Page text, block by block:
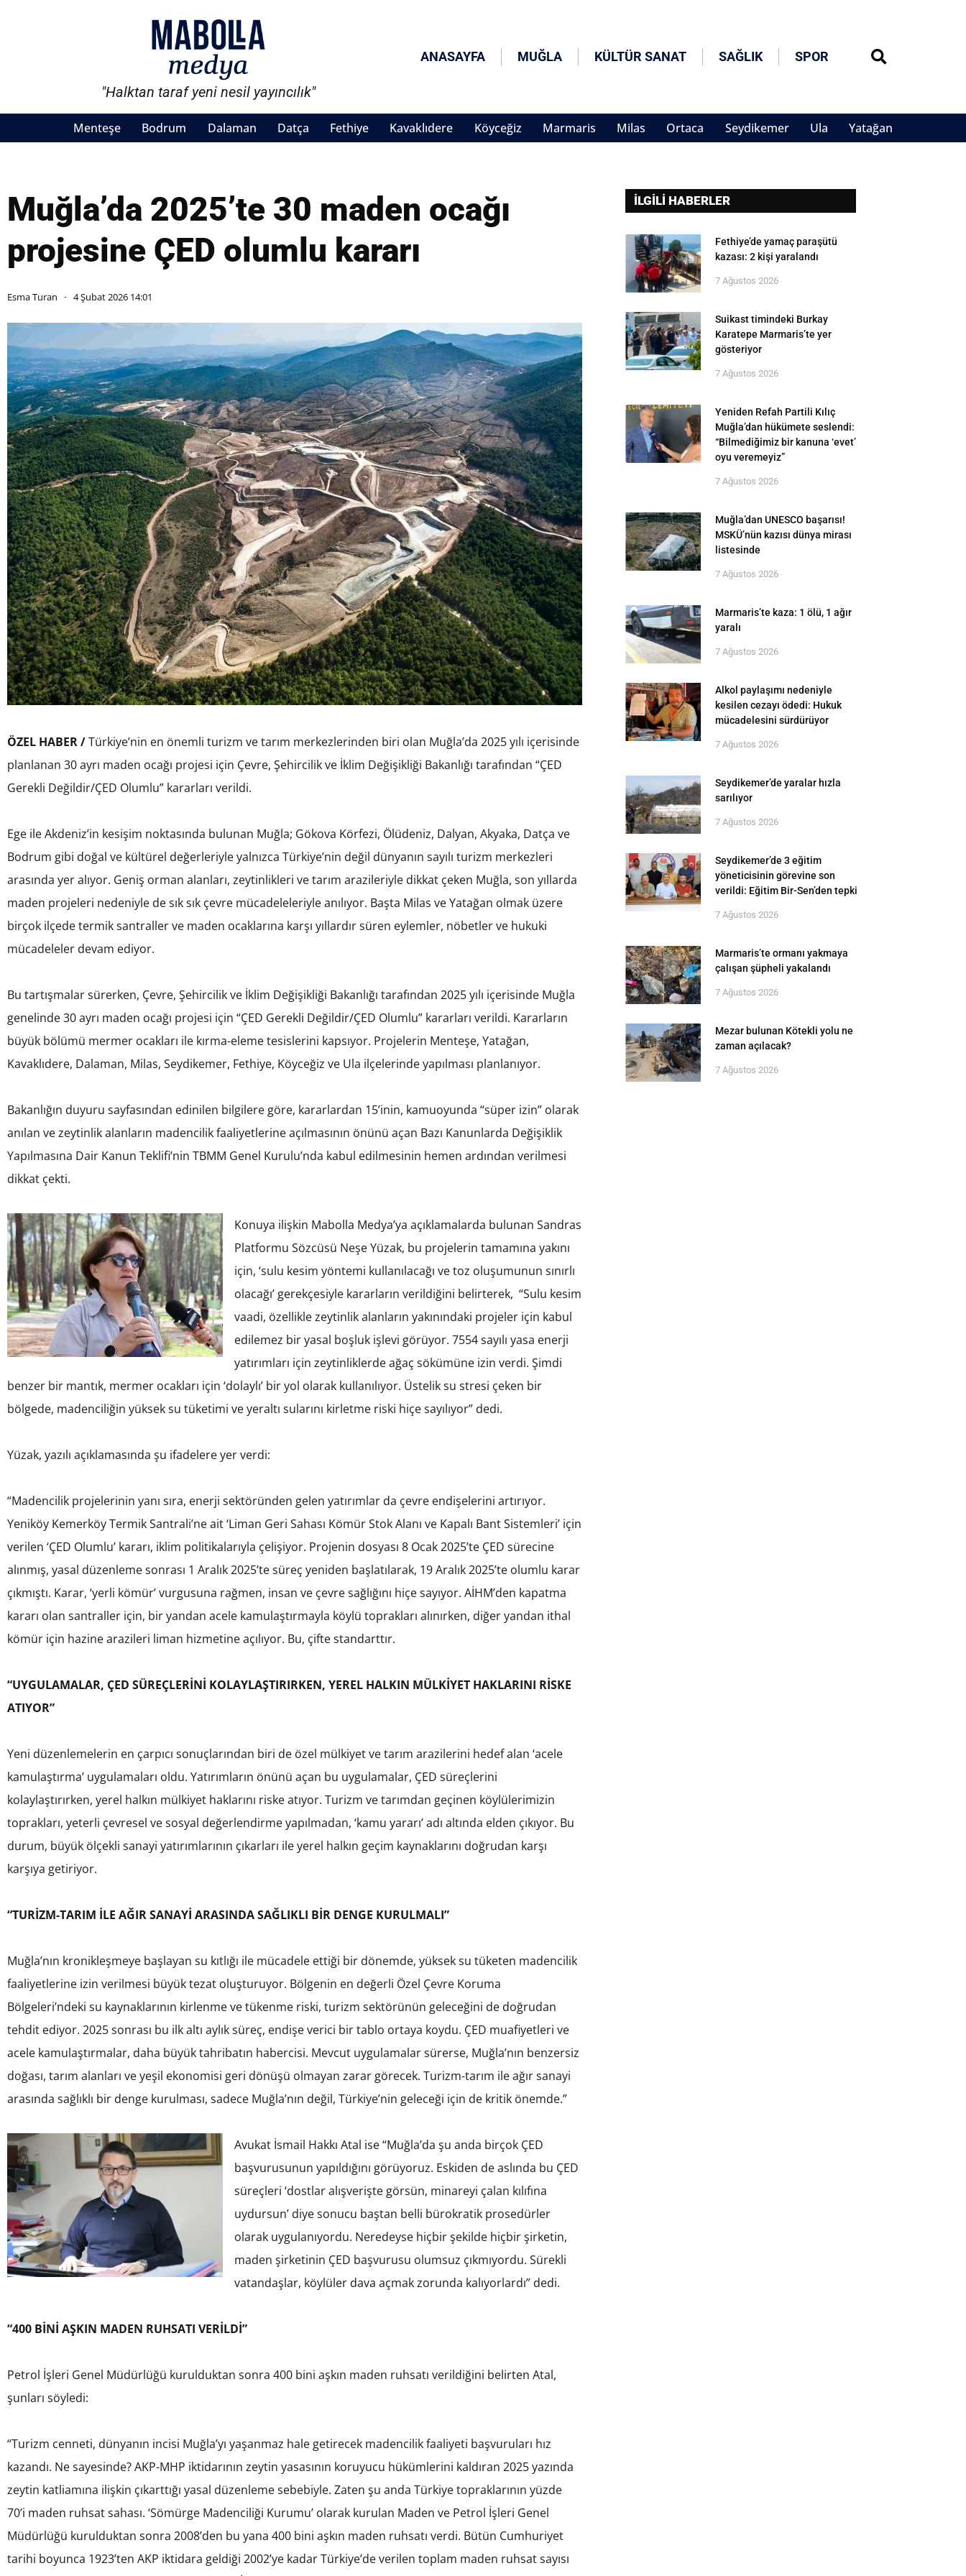
"Halktan taraf yeni nesil yayıncılık"
ANASAYFA MUĞLA KÜLTÜR SANAT SAĞLIK SPOR
Menteşe Bodrum Dalaman Datça Fethiye Kavaklıdere Köyceğiz Marmaris Milas Ortaca Seydikemer Ula Yatağan
Muğla’da 2025’te 30 maden ocağı
projesine ÇED olumlu kararı
Esma Turan 4 Şubat 2026 14:01
ÖZEL HABER /Türkiye’nin en önemli turizm ve tarım merkezlerinden biri olan Muğla’da 2025 yılı içerisinde
planlanan 30 ayrı maden ocağı projesi için Çevre, Şehircilik ve İklim Değişikliği Bakanlığı tarafından “ÇED
Gerekli Değildir/ÇED Olumlu” kararları verildi.
Ege ile Akdeniz’in kesişim noktasında bulunan Muğla; Gökova Körfezi, Ölüdeniz, Dalyan, Akyaka, Datça ve
Bodrum gibi doğal ve kültürel değerleriyle yalnızca Türkiye’nin değil dünyanın sayılı turizm merkezleri
arasında yer alıyor. Geniş orman alanları, zeytinlikleri ve tarım arazileriyle dikkat çeken Muğla, son yıllarda
maden projeleri nedeniyle de sık sık çevre mücadeleleriyle anılıyor. Başta Milas ve Yatağan olmak üzere
birçok ilçede termik santraller ve maden ocaklarına karşı yıllardır süren eylemler, nöbetler ve hukuki
mücadeleler devam ediyor.
Bu tartışmalar sürerken, Çevre, Şehircilik ve İklim Değişikliği Bakanlığı tarafından 2025 yılı içerisinde Muğla
genelinde 30 ayrı maden ocağı projesi için “ÇED Gerekli Değildir/ÇED Olumlu” kararları verildi. Kararların
büyük bölümü mermer ocakları ile kırma-eleme tesislerini kapsıyor. Projelerin Menteşe, Yatağan,
Kavaklıdere, Dalaman, Milas, Seydikemer, Fethiye, Köyceğiz ve Ula ilçelerinde yapılması planlanıyor.
Bakanlığın duyuru sayfasından edinilen bilgilere göre, kararlardan 15’inin, kamuoyunda “süper izin” olarak
anılan ve zeytinlik alanların madencilik faaliyetlerine açılmasının önünü açan Bazı Kanunlarda Değişiklik
Yapılmasına Dair Kanun Teklifi’nin TBMM Genel Kurulu’nda kabul edilmesinin hemen ardından verilmesi
dikkat çekti.
Konuya ilişkin Mabolla Medya’ya açıklamalarda bulunan Sandras
Platformu Sözcüsü Neşe Yüzak, bu projelerin tamamına yakını
için, ‘sulu kesim yöntemi kullanılacağı ve toz oluşumunun sınırlı
olacağı’ gerekçesiyle kararların verildiğini belirterek, “Sulu kesim
vaadi, özellikle zeytinlik alanların yakınındaki projeler için kabul
edilemez bir yasal boşluk işlevi görüyor. 7554 sayılı yasa enerji
yatırımları için zeytinliklerde ağaç sökümüne izin verdi. Şimdi
benzer bir mantık, mermer ocakları için ‘dolaylı’ bir yol olarak kullanılıyor. Üstelik su stresi çeken bir
bölgede, madenciliğin yüksek su tüketimi ve yeraltı sularını kirletme riski hiçe sayılıyor” dedi.
Yüzak, yazılı açıklamasında şu ifadelere yer verdi:
“Madencilik projelerinin yanı sıra, enerji sektöründen gelen yatırımlar da çevre endişelerini artırıyor.
Yeniköy Kemerköy Termik Santrali’ne ait ‘Liman Geri Sahası Kömür Stok Alanı ve Kapalı Bant Sistemleri’ için
verilen ‘ÇED Olumlu’ kararı, iklim politikalarıyla çelişiyor. Projenin dosyası 8 Ocak 2025’te ÇED sürecine
alınmış, yasal düzenleme sonrası 1 Aralık 2025’te süreç yeniden başlatılarak, 19 Aralık 2025’te olumlu karar
çıkmıştı. Karar, ‘yerli kömür’ vurgusuna rağmen, insan ve çevre sağlığını hiçe sayıyor. AİHM’den kapatma
kararı olan santraller için, bir yandan acele kamulaştırmayla köylü toprakları alınırken, diğer yandan ithal
kömür için hazine arazileri liman hizmetine açılıyor. Bu, çifte standarttır.
“UYGULAMALAR, ÇED SÜREÇLERİNİ KOLAYLAŞTIRIRKEN, YEREL HALKIN MÜLKİYET HAKLARINI RİSKE
ATIYOR”
Yeni düzenlemelerin en çarpıcı sonuçlarından biri de özel mülkiyet ve tarım arazilerini hedef alan ‘acele
kamulaştırma’ uygulamaları oldu. Yatırımların önünü açan bu uygulamalar, ÇED süreçlerini
kolaylaştırırken, yerel halkın mülkiyet haklarını riske atıyor. Turizm ve tarımdan geçinen köylülerimizin
toprakları, yeterli çevresel ve sosyal değerlendirme yapılmadan, ‘kamu yararı’ adı altında elden çıkıyor. Bu
durum, büyük ölçekli sanayi yatırımlarının çıkarları ile yerel halkın geçim kaynaklarını doğrudan karşı
karşıya getiriyor.
“TURİZM-TARIM İLE AĞIR SANAYİ ARASINDA SAĞLIKLI BİR DENGE KURULMALI”
Muğla’nın kronikleşmeye başlayan su kıtlığı ile mücadele ettiği bir dönemde, yüksek su tüketen madencilik
faaliyetlerine izin verilmesi büyük tezat oluşturuyor. Bölgenin en değerli Özel Çevre Koruma
Bölgeleri’ndeki su kaynaklarının kirlenme ve tükenme riski, turizm sektörünün geleceğini de doğrudan
tehdit ediyor. 2025 sonrası bu ilk altı aylık süreç, endişe verici bir tablo ortaya koydu. ÇED muafiyetleri ve
acele kamulaştırmalar, daha büyük tahribatın habercisi. Mevcut uygulamalar sürerse, Muğla’nın benzersiz
doğası, tarım alanları ve yeşil ekonomisi geri dönüşü olmayan zarar görecek. Turizm-tarım ile ağır sanayi
arasında sağlıklı bir denge kurulması, sadece Muğla’nın değil, Türkiye’nin geleceği için de kritik önemde.”
Avukat İsmail Hakkı Atal ise “Muğla’da şu anda birçok ÇED
başvurusunun yapıldığını görüyoruz. Eskiden de aslında bu ÇED
süreçleri ‘dostlar alışverişte görsün, minareyi çalan kılıfına
uydursun’ diye sonucu baştan belli bürokratik prosedürler
olarak uygulanıyordu. Neredeyse hiçbir şekilde hiçbir şirketin,
maden şirketinin ÇED başvurusu olumsuz çıkmıyordu. Sürekli
vatandaşlar, köylüler dava açmak zorunda kalıyorlardı” dedi.
“400 BİNİ AŞKIN MADEN RUHSATI VERİLDİ”
Petrol İşleri Genel Müdürlüğü kurulduktan sonra 400 bini aşkın maden ruhsatı verildiğini belirten Atal,
şunları söyledi:
“Turizm cenneti, dünyanın incisi Muğla’yı yaşanmaz hale getirecek madencilik faaliyeti başvuruları hız
kazandı. Ne sayesinde? AKP-MHP iktidarının zeytin yasasının koruyucu hükümlerini kaldıran 2025 yazında
zeytin katliamına ilişkin çıkarttığı yasal düzenleme sebebiyle. Zaten şu anda Türkiye topraklarının yüzde
70’i maden ruhsat sahası. ‘Sömürge Madenciliği Kurumu’ olarak kurulan Maden ve Petrol İşleri Genel
Müdürlüğü kurulduktan sonra 2008’den bu yana 400 bini aşkın maden ruhsatı verdi. Bütün Cumhuriyet
tarihi boyunca 1923’ten AKP iktidara geldiği 2002’ye kadar Türkiye’de verilen toplam maden ruhsat sayısı
İLGİLİ HABERLER
Fethiye’de yamaç paraşütü
kazası: 2 kişi yaralandı
7 Ağustos 2026
Suikast timindeki Burkay
Karatepe Marmaris’te yer
gösteriyor
7 Ağustos 2026
Yeniden Refah Partili Kılıç
Muğla’dan hükümete seslendi:
“Bilmediğimiz bir kanuna ‘evet’
oyu veremeyiz”
7 Ağustos 2026
Muğla’dan UNESCO başarısı!
MSKÜ’nün kazısı dünya mirası
listesinde
7 Ağustos 2026
Marmaris’te kaza: 1 ölü, 1 ağır
yaralı
7 Ağustos 2026
Alkol paylaşımı nedeniyle
kesilen cezayı ödedi: Hukuk
mücadelesini sürdürüyor
7 Ağustos 2026
Seydikemer’de yaralar hızla
sarılıyor
7 Ağustos 2026
Seydikemer’de 3 eğitim
yöneticisinin görevine son
verildi: Eğitim Bir-Sen’den tepki
7 Ağustos 2026
Marmaris’te ormanı yakmaya
çalışan şüpheli yakalandı
7 Ağustos 2026
Mezar bulunan Kötekli yolu ne
zaman açılacak?
7 Ağustos 2026